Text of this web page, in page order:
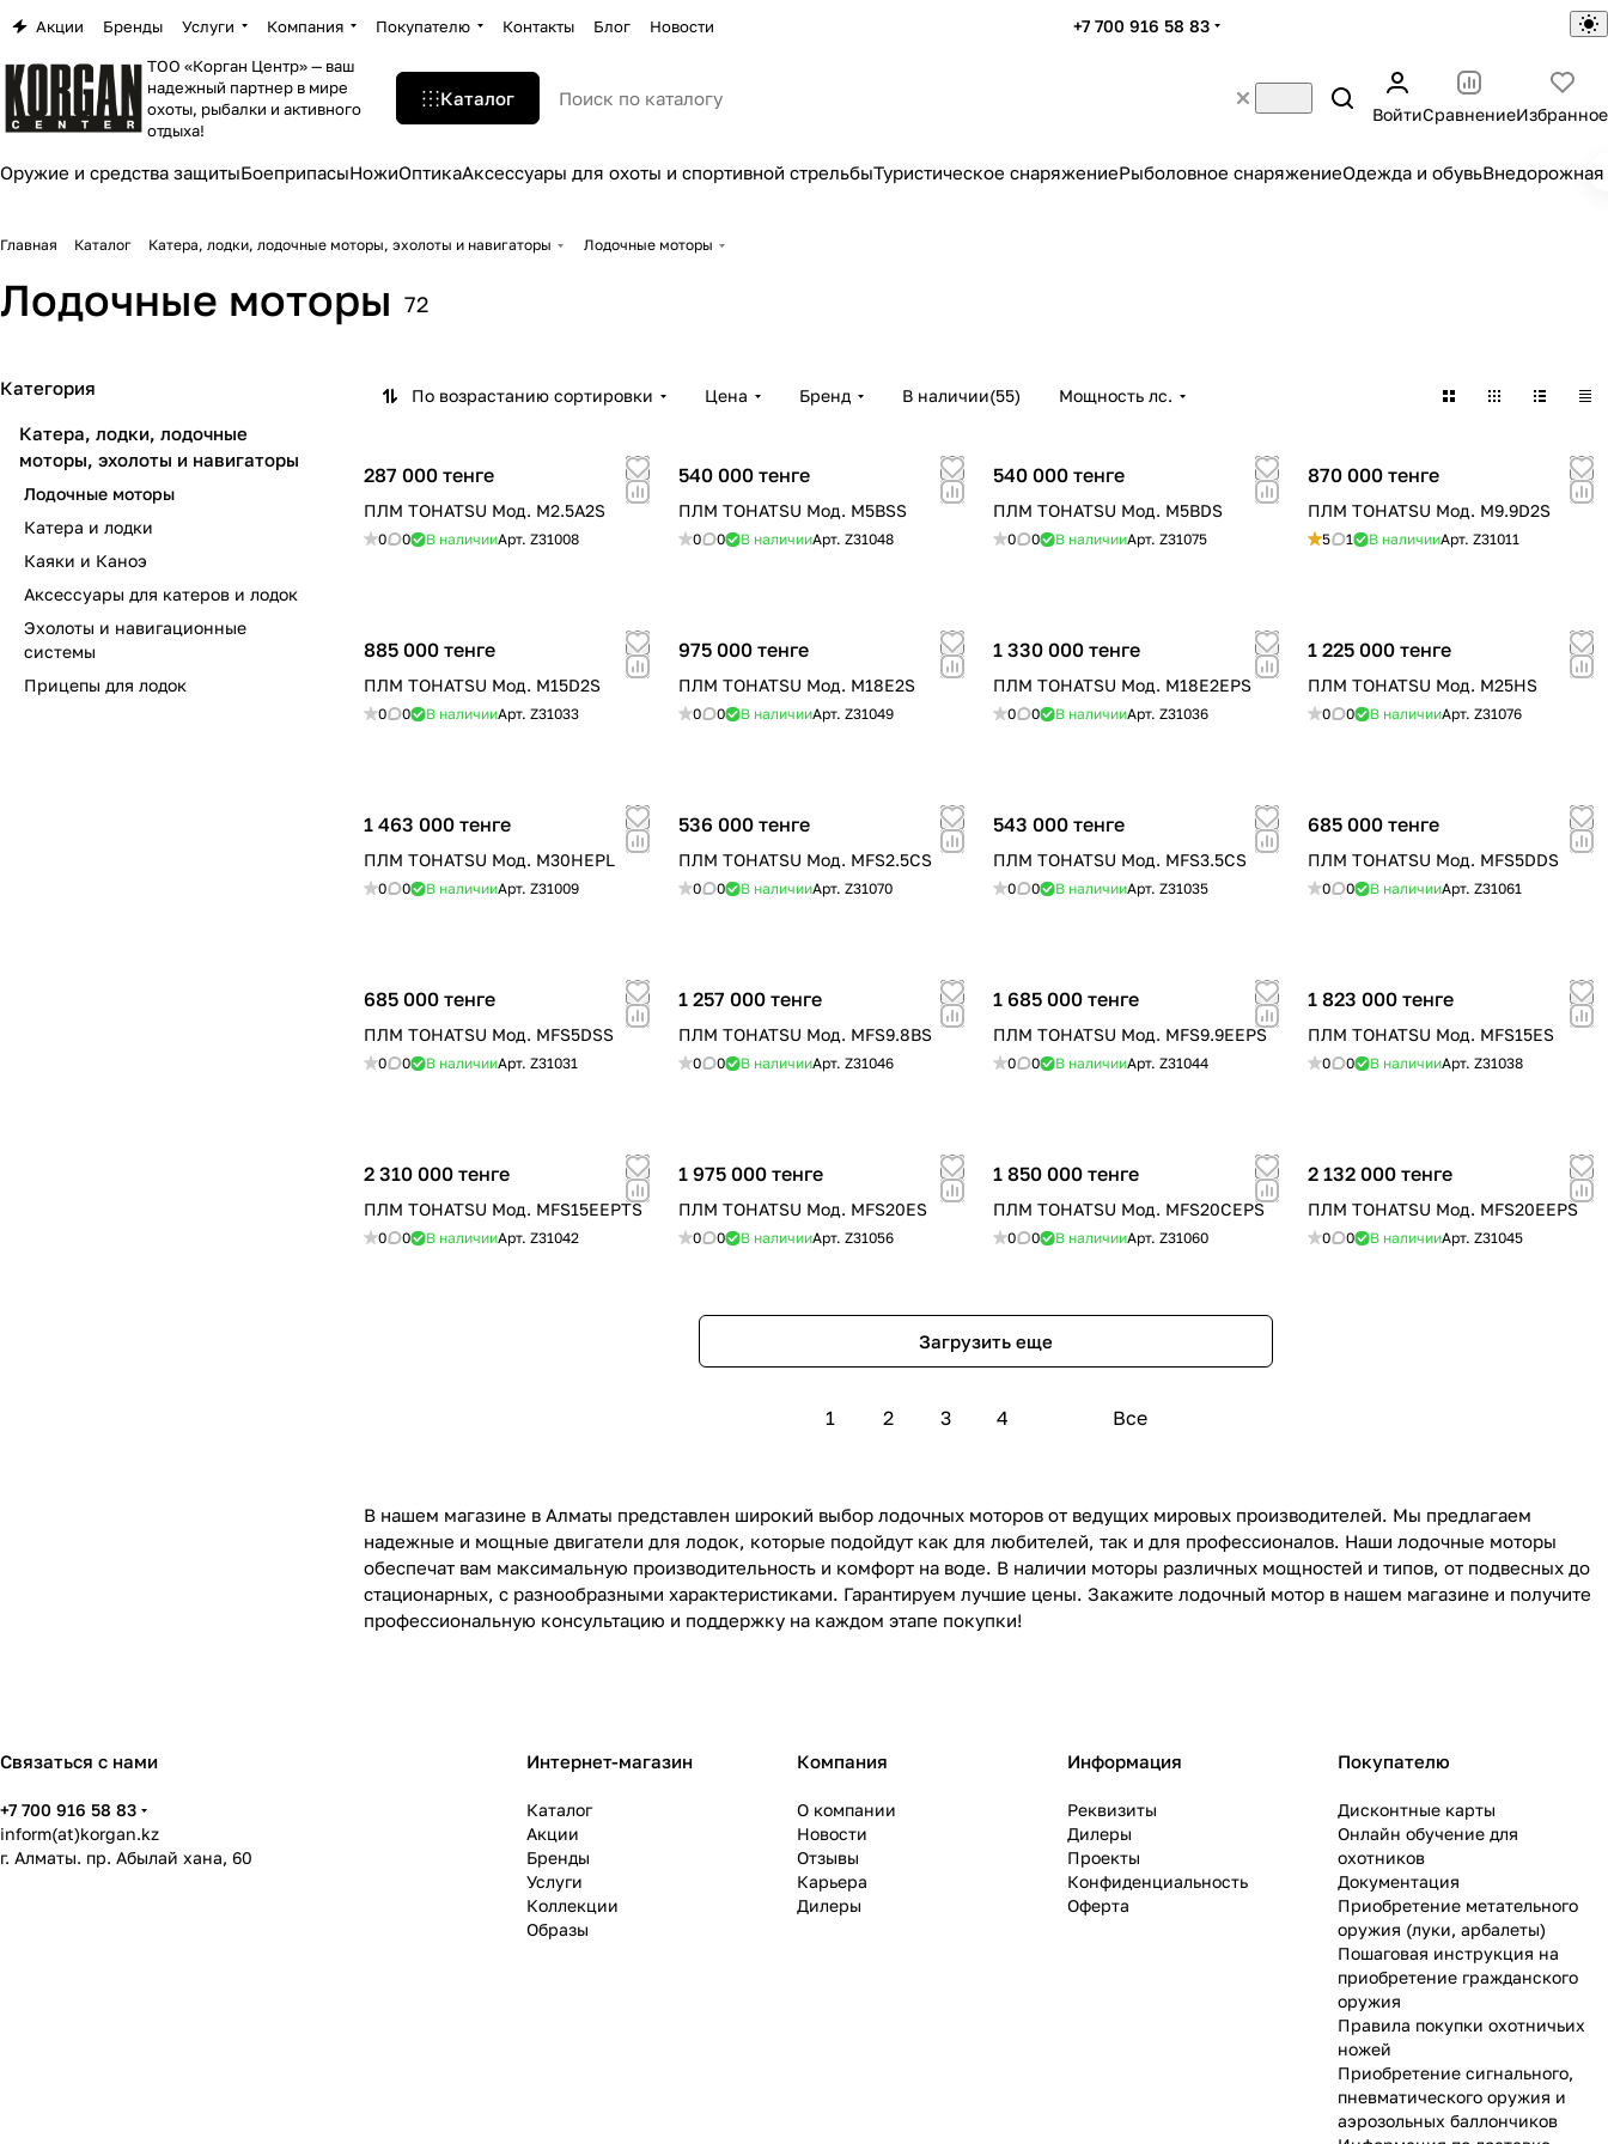
Акции Бренды Услуги Компания Покупателю Контакты Блог Новости +7 700 916 58 83
ТОО «Корган Центр» — ваш
надежный партнер в мире
охоты, рыбалки и активного
отдыха!
Каталог
ВойтиСравнениеИзбранное
Оружие и средства защитыБоеприпасыНожиОптикаАксессуары для охоты и спортивной стрельбыТуристическое снаряжениеРыболовное снаряжениеОдежда и обувьВнедорожная
Главная Каталог Катера, лодки, лодочные моторы, эхолоты и навигаторы Лодочные моторы
Лодочные моторы 72
По возрастанию сортировки Цена Бренд В наличии(55) Мощность лс.
287 000 тенге
ПЛМ TOHATSU Мод. M2.5A2S
0 0 В наличииАрт. Z31008
540 000 тенге
ПЛМ TOHATSU Мод. M5BSS
0 0 В наличииАрт. Z31048
540 000 тенге
ПЛМ TOHATSU Мод. M5BDS
0 0 В наличииАрт. Z31075
870 000 тенге
ПЛМ TOHATSU Мод. M9.9D2S
5 1 В наличииАрт. Z31011
885 000 тенге
ПЛМ TOHATSU Мод. M15D2S
0 0 В наличииАрт. Z31033
975 000 тенге
ПЛМ TOHATSU Мод. M18E2S
0 0 В наличииАрт. Z31049
1 330 000 тенге
ПЛМ TOHATSU Мод. M18E2EPS
0 0 В наличииАрт. Z31036
1 225 000 тенге
ПЛМ TOHATSU Мод. M25HS
0 0 В наличииАрт. Z31076
1 463 000 тенге
ПЛМ TOHATSU Мод. M30HEPL
0 0 В наличииАрт. Z31009
536 000 тенге
ПЛМ TOHATSU Мод. MFS2.5CS
0 0 В наличииАрт. Z31070
543 000 тенге
ПЛМ TOHATSU Мод. MFS3.5CS
0 0 В наличииАрт. Z31035
685 000 тенге
ПЛМ TOHATSU Мод. MFS5DDS
0 0 В наличииАрт. Z31061
685 000 тенге
ПЛМ TOHATSU Мод. MFS5DSS
0 0 В наличииАрт. Z31031
1 257 000 тенге
ПЛМ TOHATSU Мод. MFS9.8BS
0 0 В наличииАрт. Z31046
1 685 000 тенге
ПЛМ TOHATSU Мод. MFS9.9EEPS
0 0 В наличииАрт. Z31044
1 823 000 тенге
ПЛМ TOHATSU Мод. MFS15ES
0 0 В наличииАрт. Z31038
2 310 000 тенге
ПЛМ TOHATSU Мод. MFS15EEPTS
0 0 В наличииАрт. Z31042
1 975 000 тенге
ПЛМ TOHATSU Мод. MFS20ES
0 0 В наличииАрт. Z31056
1 850 000 тенге
ПЛМ TOHATSU Мод. MFS20CEPS
0 0 В наличииАрт. Z31060
2 132 000 тенге
ПЛМ TOHATSU Мод. MFS20EEPS
0 0 В наличииАрт. Z31045
Загрузить еще
1 2 3 4 Все
В нашем магазине в Алматы представлен широкий выбор лодочных моторов от ведущих мировых производителей. Мы предлагаем
надежные и мощные двигатели для лодок, которые подойдут как для любителей, так и для профессионалов. Наши лодочные моторы
обеспечат вам максимальную производительность и комфорт на воде. В наличии моторы различных мощностей и типов, от подвесных до
стационарных, с разнообразными характеристиками. Гарантируем лучшие цены. Закажите лодочный мотор в нашем магазине и получите
профессиональную консультацию и поддержку на каждом этапе покупки!
Категория
Катера, лодки, лодочные
моторы, эхолоты и навигаторы
Лодочные моторы
Катера и лодки
Каяки и Каноэ
Аксессуары для катеров и лодок
Эхолоты и навигационные
системы
Прицепы для лодок
Связаться с нами
+7 700 916 58 83
inform(at)korgan.kz
г. Алматы. пр. Абылай хана, 60
Интернет-магазин
Каталог
Акции
Бренды
Услуги
Коллекции
Образы
Компания
О компании
Новости
Отзывы
Карьера
Дилеры
Информация
Реквизиты
Дилеры
Проекты
Конфиденциальность
Оферта
Покупателю
Дисконтные карты
Онлайн обучение для
охотников
Документация
Приобретение метательного
оружия (луки, арбалеты)
Пошаговая инструкция на
приобретение гражданского
оружия
Правила покупки охотничьих
ножей
Приобретение сигнального,
пневматического оружия и
аэрозольных баллончиков